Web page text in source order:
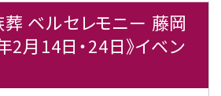
葬 ベルセレモニー 藤岡
2月14日・24日》イベン